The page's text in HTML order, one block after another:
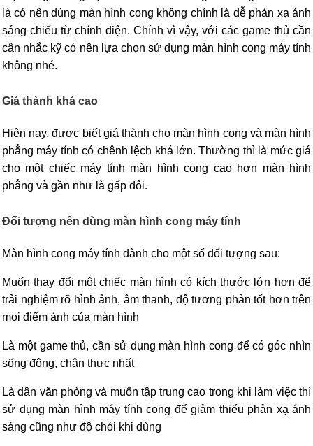
là có nên dùng màn hình cong không chính là dễ phản xạ ánh
sáng chiếu từ chính diện. Chính vì vậy, với các game thủ cần
cân nhắc kỹ có nên lựa chọn sử dụng màn hình cong máy tính
không nhé.
Giá thành khá cao
Hiện nay, được biết giá thành cho màn hình cong và màn hình
phẳng máy tính có chênh lệch khá lớn. Thường thì là mức giá
cho một chiếc máy tính màn hình cong cao hơn màn hình
phẳng và gần như là gấp đôi.
Đối tượng nên dùng màn hình cong máy tính
Màn hình cong máy tính dành cho một số đối tượng sau:
Muốn thay đổi một chiếc màn hình có kích thước lớn hơn để
trải nghiệm rõ hình ảnh, âm thanh, độ tương phản tốt hơn trên
mọi điểm ảnh của màn hình
Là một game thủ, cần sử dụng màn hình cong để có góc nhìn
sống động, chân thực nhất
Là dân văn phòng và muốn tập trung cao trong khi làm việc thì
sử dụng màn hình máy tính cong để giảm thiểu phản xạ ánh
sáng cũng như độ chói khi dùng